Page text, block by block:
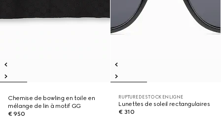
Chemise de bowling en toile en
mélange de lin à motif GG
€ 950
RUPTURE DE STOCK EN LIGNE
Lunettes de soleil rectangulaires
€ 310